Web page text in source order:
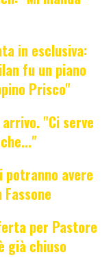
in esclusiva:
fu un piano
Prisco"
"Ci serve
avere
per Pastore
già chiuso